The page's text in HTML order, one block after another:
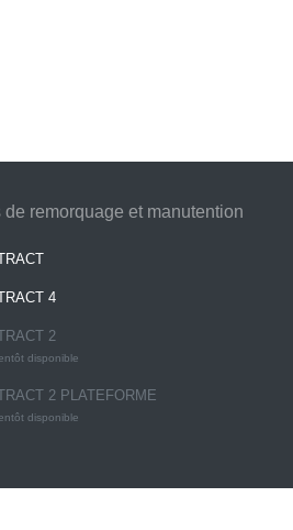
de remorquage et manutention
4
2
disponible
2 PLATEFORME
disponible